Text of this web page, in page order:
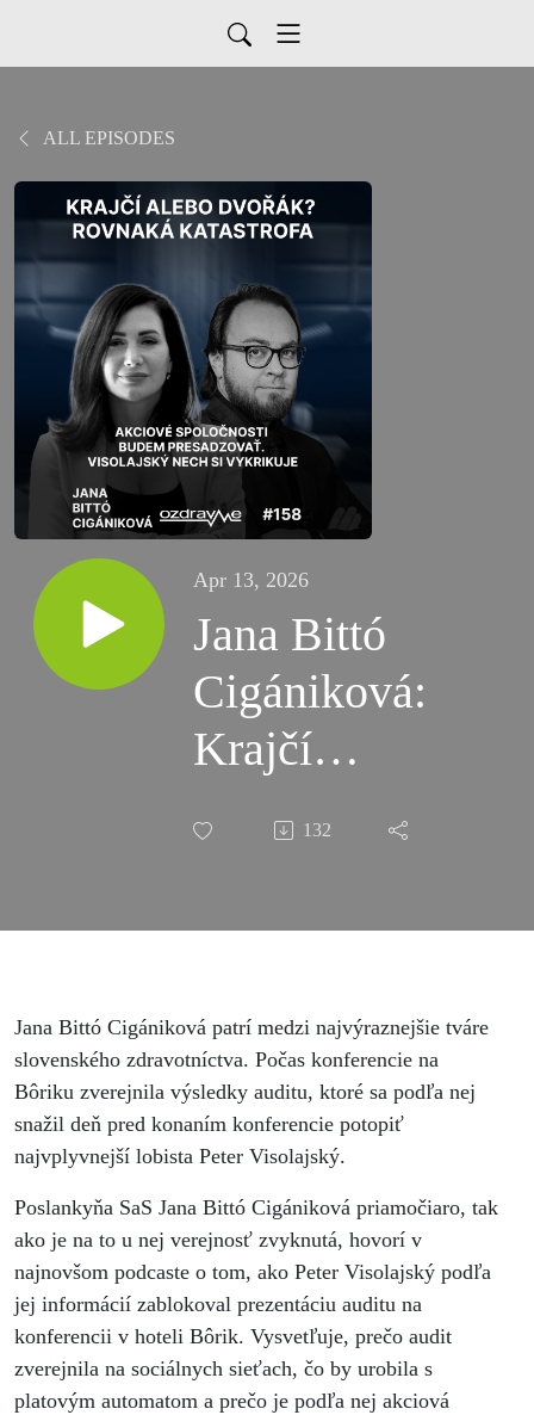
ALL EPISODES
Apr 13, 2026
Jana Bittó
Cigániková:
Krajčí
alebo
Rovnaká
132
Jana Bittó Cigániková patrí medzi najvýraznejšie tváre
slovenského zdravotníctva. Počas konferencie na
Bôriku zverejnila výsledky auditu, ktoré sa podľa nej
snažil deň pred konaním konferencie potopiť
najvplyvnejší lobista Peter Visolajský.
Poslankyňa SaS Jana Bittó Cigániková priamočiaro, tak
ako je na to u nej verejnosť zvyknutá, hovorí v
najnovšom podcaste o tom, ako Peter Visolajský podľa
jej informácií zablokoval prezentáciu auditu na
konferencii v hoteli Bôrik. Vysvetľuje, prečo audit
zverejnila na sociálnych sieťach, čo by urobila s
platovým automatom a prečo je podľa nej akciová